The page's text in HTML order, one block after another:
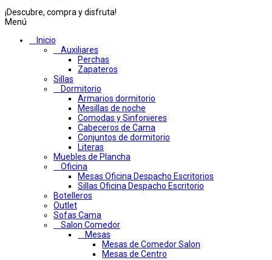
¡Descubre, compra y disfruta!
Menú
Inicio
Auxiliares
Perchas
Zapateros
Sillas
Dormitorio
Armarios dormitorio
Mesillas de noche
Comodas y Sinfonieres
Cabeceros de Cama
Conjuntos de dormitorio
Literas
Muebles de Plancha
Oficina
Mesas Oficina Despacho Escritorios
Sillas Oficina Despacho Escritorio
Botelleros
Outlet
Sofas Cama
Salon Comedor
Mesas
Mesas de Comedor Salon
Mesas de Centro